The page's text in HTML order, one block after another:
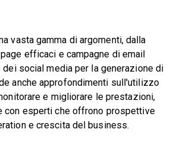
vasta gamma di argomenti, dalla
efficaci e campagne di email
social media per la generazione di
anche approfondimenti sull'utilizzo
e migliorare le prestazioni,
con esperti che offrono prospettive
e crescita del business.